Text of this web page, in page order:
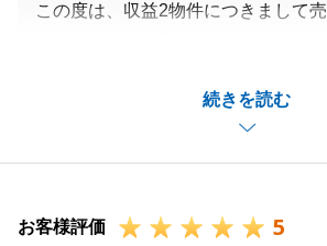
続きを読む
この度は、収益2物件につきまして
りも２物件同時に進めて参りました。
収益物件のオーンーチェンジマンシ
新旧の管理会社との事前連絡、日程
び致します。
お客様評価 5